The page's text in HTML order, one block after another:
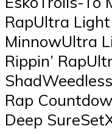
RapUltra
MinnowUltra
Rippin’
Rap
Deep